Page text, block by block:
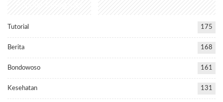
Popular Categories
Tutorial 175
Berita 168
Bondowoso 161
Kesehatan 131